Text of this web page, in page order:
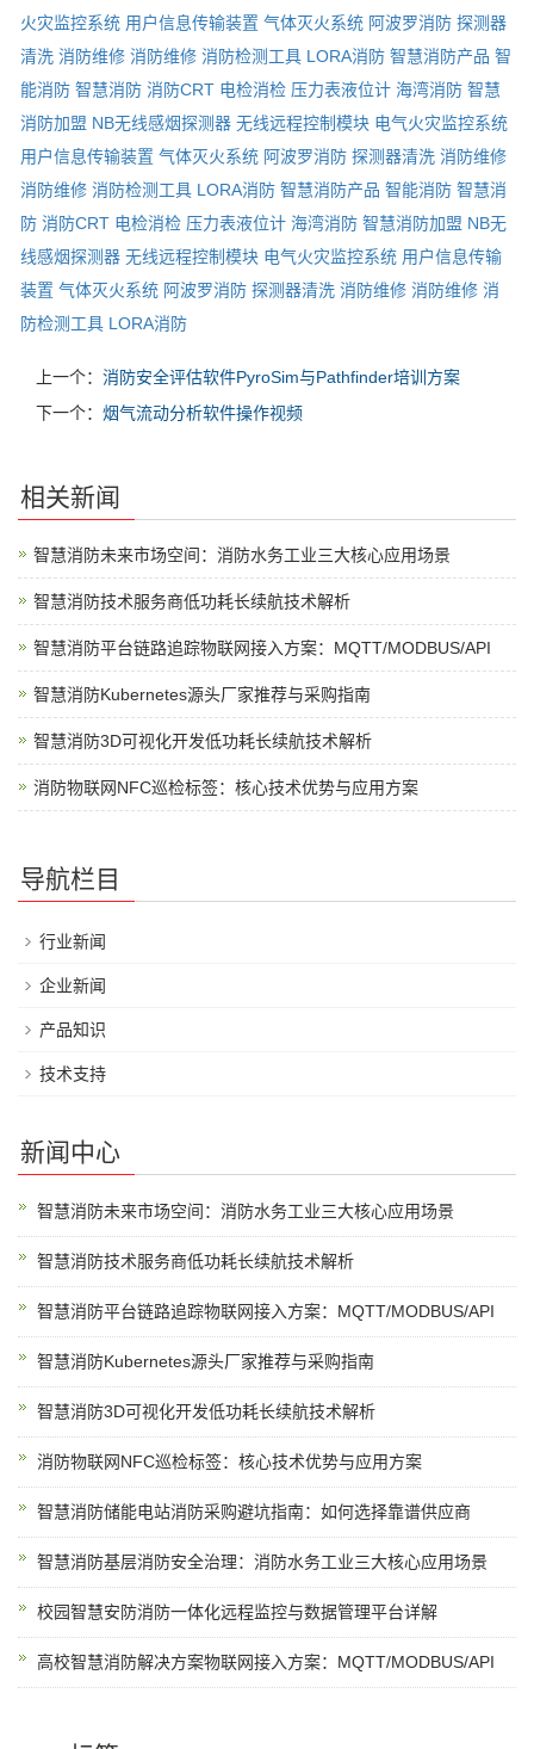
火灾监控系统 用户信息传输装置 气体灭火系统 阿波罗消防 探测器
清洗 消防维修 消防维修 消防检测工具 LORA消防 智慧消防产品 智
能消防 智慧消防 消防CRT 电检消检 压力表液位计 海湾消防 智慧
消防加盟 NB无线感烟探测器 无线远程控制模块 电气火灾监控系统
用户信息传输装置 气体灭火系统 阿波罗消防 探测器清洗 消防维修
消防维修 消防检测工具 LORA消防 智慧消防产品 智能消防 智慧消
防 消防CRT 电检消检 压力表液位计 海湾消防 智慧消防加盟 NB无
线感烟探测器 无线远程控制模块 电气火灾监控系统 用户信息传输
装置 气体灭火系统 阿波罗消防 探测器清洗 消防维修 消防维修 消
防检测工具 LORA消防
上一个： 消防安全评估软件PyroSim与Pathfinder培训方案
下一个： 烟气流动分析软件操作视频
相关新闻
智慧消防未来市场空间：消防水务工业三大核心应用场景
智慧消防技术服务商低功耗长续航技术解析
智慧消防平台链路追踪物联网接入方案：MQTT/MODBUS/API
智慧消防Kubernetes源头厂家推荐与采购指南
智慧消防3D可视化开发低功耗长续航技术解析
消防物联网NFC巡检标签：核心技术优势与应用方案
导航栏目
行业新闻
企业新闻
产品知识
技术支持
新闻中心
智慧消防未来市场空间：消防水务工业三大核心应用场景
智慧消防技术服务商低功耗长续航技术解析
智慧消防平台链路追踪物联网接入方案：MQTT/MODBUS/API
智慧消防Kubernetes源头厂家推荐与采购指南
智慧消防3D可视化开发低功耗长续航技术解析
消防物联网NFC巡检标签：核心技术优势与应用方案
智慧消防储能电站消防采购避坑指南：如何选择靠谱供应商
智慧消防基层消防安全治理：消防水务工业三大核心应用场景
校园智慧安防消防一体化远程监控与数据管理平台详解
高校智慧消防解决方案物联网接入方案：MQTT/MODBUS/API